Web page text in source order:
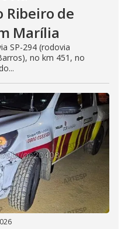
Ribeiro de
Marília
SP-294 (rodovia
no km 451, no